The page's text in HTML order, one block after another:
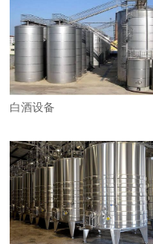
白酒设备